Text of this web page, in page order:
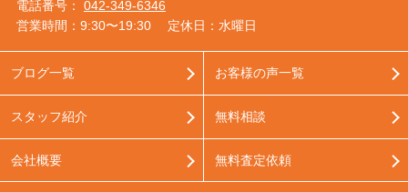
電話番号： 042-349-6346
営業時間：9:30〜19:30
定休日：水曜日
ブログ一覧
スタッフ紹介
会社概要
お客様の声一覧
無料相談
無料査定依頼